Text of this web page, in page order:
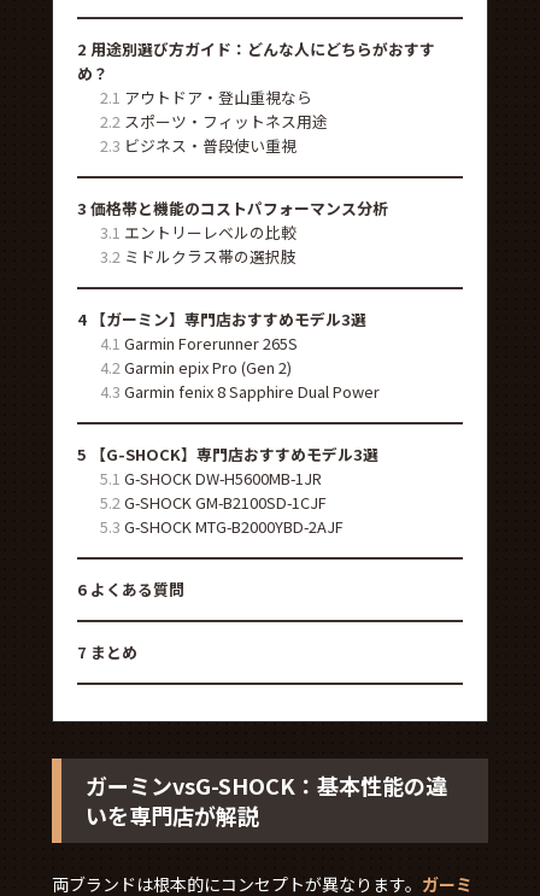
2 用途別選び方ガイド：どんな人にどちらがおすす
め？
2.1 アウトドア・登山重視なら
2.2スポーツ・フィットネス用途
2.3 ビジネス・普段使い重視
3 価格帯と機能のコストパフォーマンス分析
3.1 エントリーレベルの比較
3.2ミドルクラス帯の選択肢
4【ガーミン】専門店おすすめモデル3選
4.1 Garmin Forerunner 265S
4.2Garmin epix Pro (Gen 2)
4.3 Garmin fenix 8 Sapphire Dual Power
5 【G-SHOCK】専門店おすすめモデル3選
5.1 G-SHOCK DW-H5600MB-1JR
5.2G-SHOCK GM-B2100SD-1CJF
5.3 G-SHOCK MTG-B2000YBD-2AJF
6よくある質問
7 まとめ
ガーミンvsG-SHOCK：基本性能の違
いを専門店が解説
両ブランドは根本的にコンセプトが異なります。 ガーミ